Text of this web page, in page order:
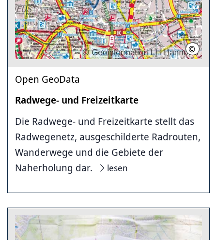
© LHH
Open GeoData
Radwege- und Freizeitkarte
Die Radwege- und Freizeitkarte stellt das
Radwegenetz, ausgeschilderte Radrouten,
Wanderwege und die Gebiete der
Naherholung dar.
lesen